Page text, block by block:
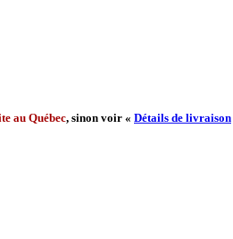
au Québec, sinon voir « Détails de livraison